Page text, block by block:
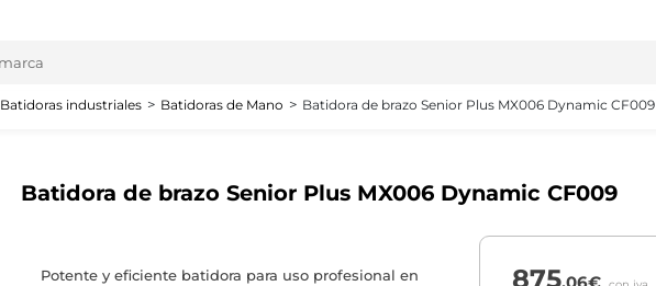
Batidoras industriales Batidoras de Mano Batidora de brazo Senior Plus MX006 Dynamic CF009
Batidora de brazo Senior Plus MX006 Dynamic CF009
Potente y eficiente batidora para uso profesional en
875,06€